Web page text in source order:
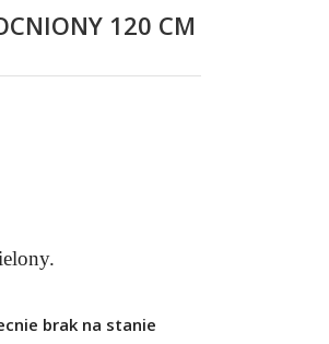
120 CM
brak na stanie